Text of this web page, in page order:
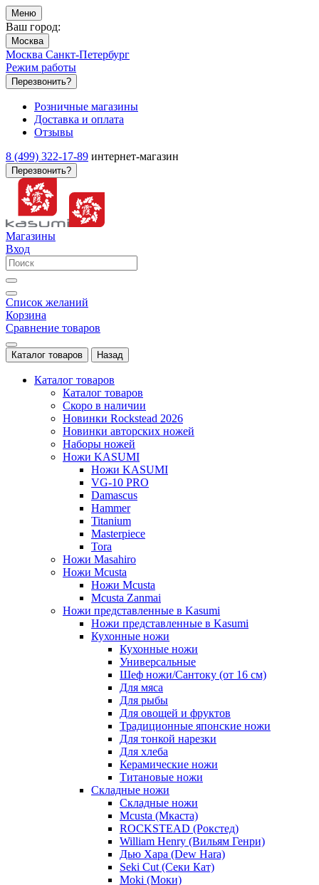
Меню
Ваш город:
Москва
Москва Санкт-Петербург
Режим работы
Перезвонить?
Розничные магазины
Доставка и оплата
Отзывы
8 (499) 322-17-89 интернет-магазин
Перезвонить?
Магазины
Вход
Список желаний
Корзина
Сравнение товаров
Каталог товаров Назад
Каталог товаров
Каталог товаров
Скоро в наличии
Новинки Rockstead 2026
Новинки авторских ножей
Наборы ножей
Ножи KASUMI
Ножи KASUMI
VG-10 PRO
Damascus
Hammer
Titanium
Masterpiece
Tora
Ножи Masahiro
Ножи Mcusta
Ножи Mcusta
Mcusta Zanmai
Ножи представленные в Kasumi
Ножи представленные в Kasumi
Кухонные ножи
Кухонные ножи
Универсальные
Шеф ножи/Сантоку (от 16 см)
Для мяса
Для рыбы
Для овощей и фруктов
Традиционные японские ножи
Для тонкой нарезки
Для хлеба
Керамические ножи
Титановые ножи
Складные ножи
Складные ножи
Mcusta (Мкаста)
ROCKSTEAD (Рокстед)
William Henry (Вильям Генри)
Дью Хара (Dew Hara)
Seki Cut (Секи Кат)
Moki (Моки)